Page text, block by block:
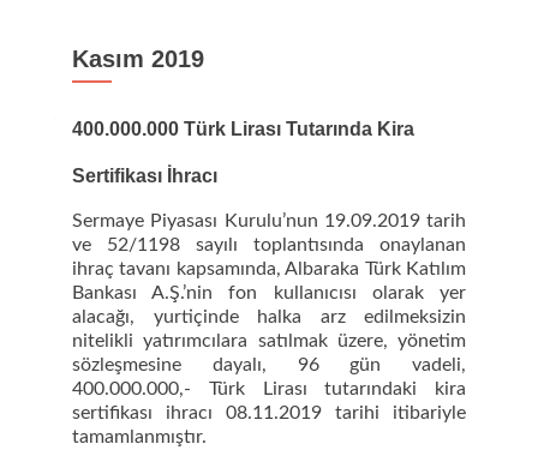
Kasım 2019
400.000.000 Türk Lirası Tutarında Kira
Sertifikası İhracı
Sermaye Piyasası Kurulu’nun 19.09.2019 tarih
ve 52/1198 sayılı toplantısında onaylanan
ihraç tavanı kapsamında, Albaraka Türk Katılım
Bankası A.Ş.’nin fon kullanıcısı olarak yer
alacağı, yurtiçinde halka arz edilmeksizin
nitelikli yatırımcılara satılmak üzere, yönetim
sözleşmesine dayalı, 96 gün vadeli,
400.000.000,- Türk Lirası tutarındaki kira
sertifikası ihracı 08.11.2019 tarihi itibariyle
tamamlanmıştır.